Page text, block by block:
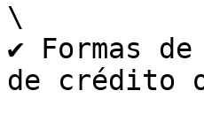
\
✔ Formas
de crédito